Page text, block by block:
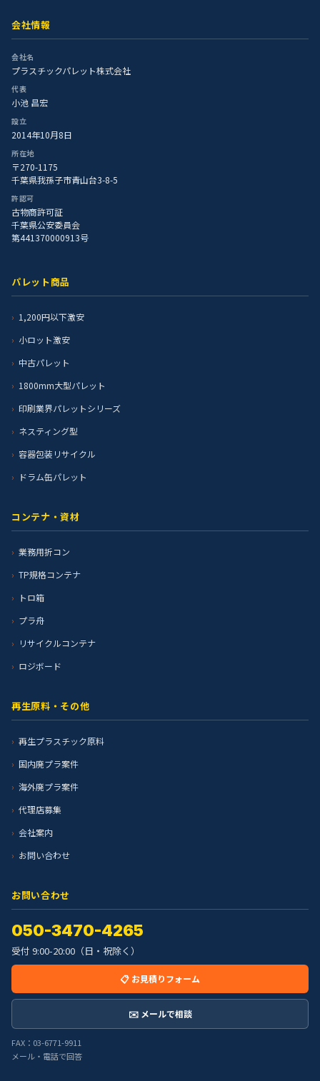
会社情報
会社名
プラスチックパレット株式会社
代表
小池 昌宏
設立
2014年10月8日
所在地
〒270-1175
千葉県我孫子市青山台3-8-5
許認可
古物商許可証
千葉県公安委員会
第441370000913号
パレット商品
1,200円以下激安
小ロット激安
中古パレット
1800mm大型パレット
印刷業界パレットシリーズ
ネスティング型
容器包装リサイクル
ドラム缶パレット
コンテナ・資材
業務用折コン
TP規格コンテナ
トロ箱
プラ舟
リサイクルコンテナ
ロジボード
再生原料・その他
再生プラスチック原料
国内廃プラ案件
海外廃プラ案件
代理店募集
会社案内
お問い合わせ
お問い合わせ
050-3470-4265
受付 9:00-20:00（日・祝除く）
📋 お見積りフォーム
✉️ メールで相談
FAX：03-6771-9911
メール・電話で回答